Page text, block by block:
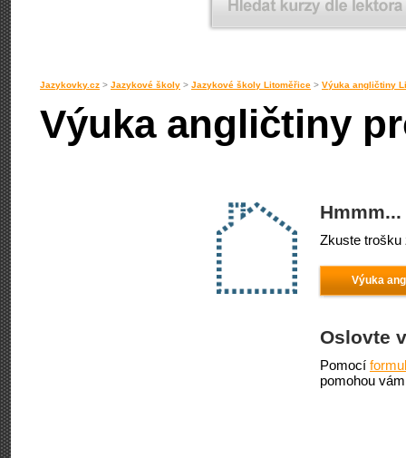
Jazykovky.cz > Jazykové školy > Jazykové školy Litoměřice > Výuka angličtiny
Výuka angličtiny
Zkuste trošku
Výuka
Oslovte
Pomocí
pomohou